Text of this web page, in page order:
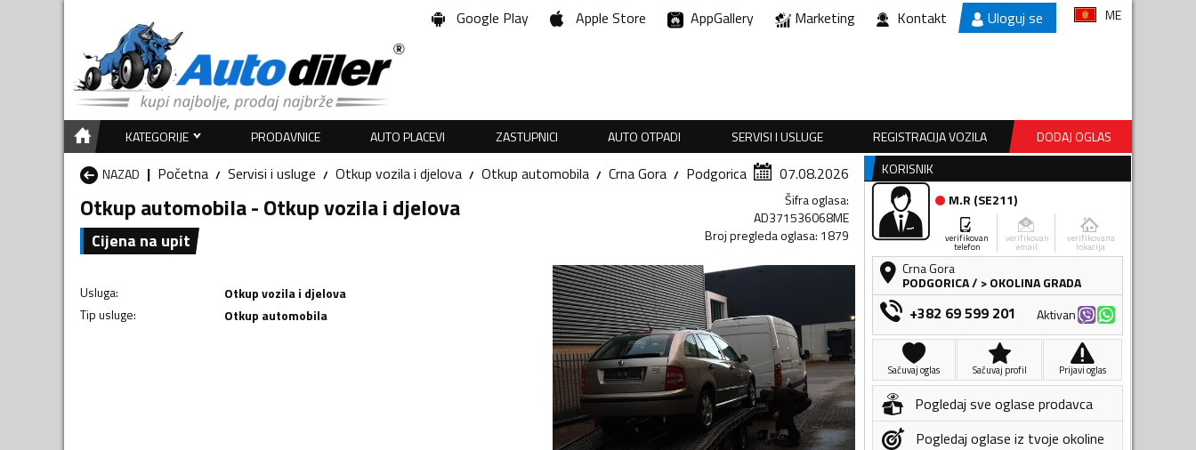
Google Play Apple Store AppGallery Marketing Kontakt Uloguj se ME
KATEGORIJE PRODAVNICE AUTO PLACEVI ZASTUPNICI AUTO OTPADI SERVISI I USLUGE REGISTRACIJA VOZILA
DODAJ OGLAS
NAZAD
Početna Servisi i usluge Otkup vozila i djelova Otkup automobila Crna Gora Podgorica 07.08.2026
Otkup automobila - Otkup vozila i djelova
Cijena na upit
Šifra oglasa:
AD371536068ME
Broj pregleda oglasa: 1879
Usluga:
Otkup vozila i djelova
Tip usluge: Otkup automobila
KORISNIK
M.R (SE211)
verifikovan
telefon
verifikovan
email
verifikovana
lokacija
Crna Gora
PODGORICA/ > OKOLINA GRADA
+382 69 599 201 Aktivan
Sačuvaj oglas Sačuvaj profil Prijavi oglas
Pogledaj sve oglase prodavca
Pogledaj oglase iz tvoje okoline